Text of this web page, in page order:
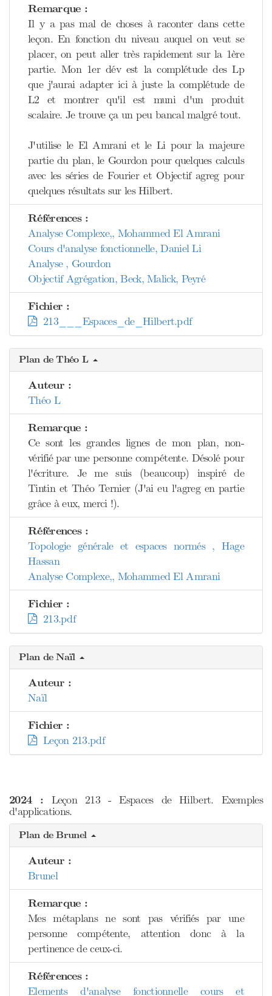
Remarque :
Il y a pas mal de choses à raconter dans cette
leçon. En fonction du niveau auquel on veut se
placer, on peut aller très rapidement sur la 1ère
partie. Mon 1er dév est la complétude des Lp
que j'aurai adapter ici à juste la complétude de
L2 et montrer qu'il est muni d'un produit
scalaire. Je trouve ça un peu bancal malgré tout.
J'utilise le El Amrani et le Li pour la majeure
partie du plan, le Gourdon pour quelques calculs
avec les séries de Fourier et Objectif agreg pour
quelques résultats sur les Hilbert.
Références :
Analyse Complexe,, Mohammed El Amrani
Cours d'analyse fonctionnelle, Daniel Li
Analyse , Gourdon
Objectif Agrégation, Beck, Malick, Peyré
Fichier :
213___Espaces_de_Hilbert.pdf
Plan de Théo L
Auteur :
Théo L
Remarque :
Ce sont les grandes lignes de mon plan, non-
vérifié par une personne compétente. Désolé pour
l'écriture. Je me suis (beaucoup) inspiré de
Tintin et Théo Ternier (J'ai eu l'agreg en partie
grâce à eux, merci !).
Références :
Topologie générale et espaces normés , Hage
Hassan
Analyse Complexe,, Mohammed El Amrani
Fichier :
213.pdf
Plan de Naïl
Auteur :
Naïl
Fichier :
Leçon 213.pdf
2024 : Leçon 213 - Espaces de Hilbert. Exemples
d'applications.
Plan de Brunel
Auteur :
Brunel
Remarque :
Mes métaplans ne sont pas vérifiés par une
personne compétente, attention donc à la
pertinence de ceux-ci.
Références :
Elements d'analyse fonctionnelle cours et